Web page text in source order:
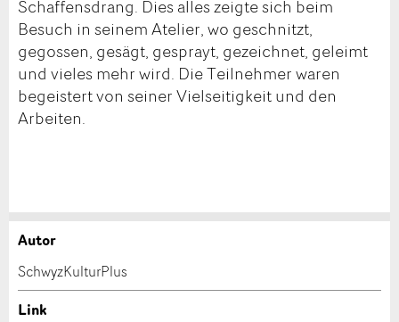
Schaffensdrang. Dies alles zeigte sich beim
Besuch in seinem Atelier, wo geschnitzt,
gegossen, gesägt, gesprayt, gezeichnet, geleimt
und vieles mehr wird. Die Teilnehmer waren
begeistert von seiner Vielseitigkeit und den
Arbeiten.
Anzeige beanstanden
Ihr Feedback wird sehr geschätzt!
Anzeige weiterempfehlen
Empfehlen Sie diese Anzeige an Freunde weiter.
Autor
SchwyzKulturPlus
Link